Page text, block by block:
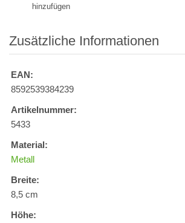
hinzufügen
Zusätzliche Informationen
EAN:
8592539384239
Artikelnummer:
5433
Material:
Metall
Breite:
8,5 cm
Höhe: